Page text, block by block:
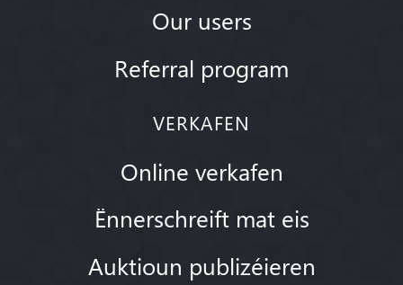
Our users
Referral program
VERKAFEN
Online verkafen
Ënnerschreift mat eis
Auktioun publizéieren